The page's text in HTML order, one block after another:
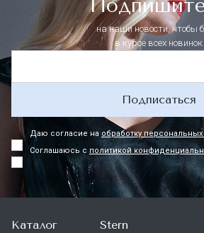
на наши новости, чтобы
в курсе всех новинок
Подписаться
Даю согласие наобработку
Соглашаюсь с политикой
Каталог Stern